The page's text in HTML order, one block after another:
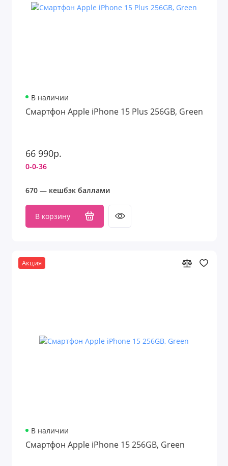
В наличии
Смартфон Apple iPhone 15 Plus 256GB, Green
66 990р.
0-0-36
670 — кешбэк баллами
В корзину
Акция
В наличии
Смартфон Apple iPhone 15 256GB, Green